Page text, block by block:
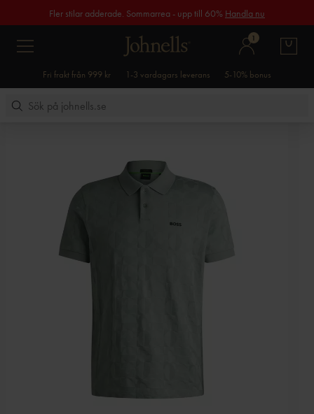
Fler stilar adderade. Sommarrea - upp till 60% Handla nu
1
Fri frakt från 999 kr 1-3 vardagars leverans 5-10% bonus